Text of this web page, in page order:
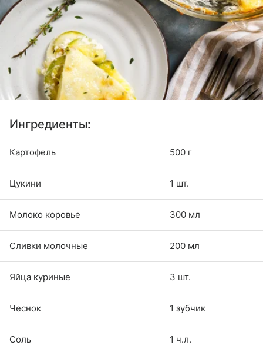
Ингредиенты:
Картофель 500 г
Цукини 1 шт.
Молоко коровье 300 мл
Сливки молочные 200 мл
Яйца куриные 3 шт.
Чеснок 1 зубчик
Соль 1 ч.л.